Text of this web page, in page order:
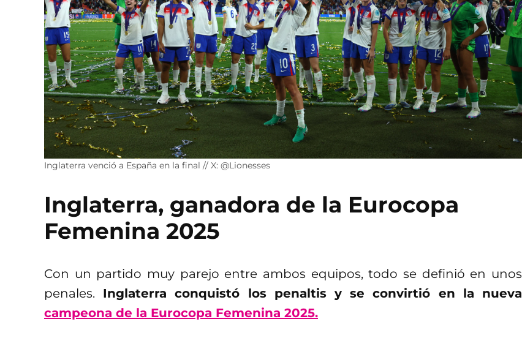
Inglaterra venció a España en la final // X: @Lionesses
Inglaterra, ganadora de la Eurocopa
Femenina 2025
Con un partido muy parejo entre ambos equipos, todo se definió en unos
penales. Inglaterra conquistó los penaltis y se convirtió en la nueva
campeona de la Eurocopa Femenina 2025.